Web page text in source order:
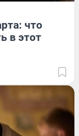
что
в этот